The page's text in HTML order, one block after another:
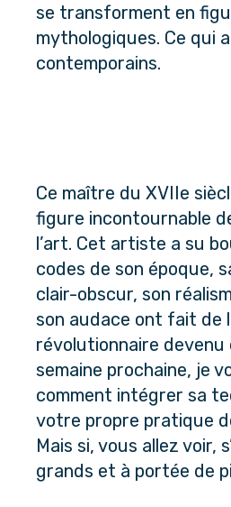
se transforment en
mythologiques. Ce qui
contemporains.
Ce maître du XVIIe
figure incontournable
l’art. Cet artiste a su
codes de son époque,
clair-obscur, son
son audace ont fait de
révolutionnaire devenu
semaine prochaine, je
comment intégrer sa
votre propre pratique
Mais si, vous allez voir,
grands et à portée de